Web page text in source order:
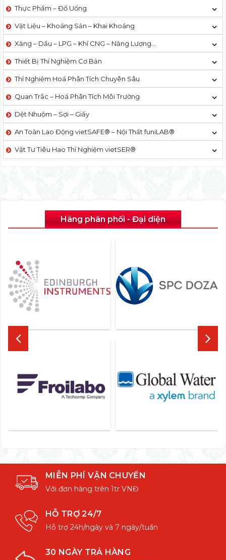
Thực Phẩm – Đồ Uống
Vật Liệu – Khoáng Sản – Khai Khoáng
Xăng – Dầu – LPG – Khí CNG – Năng Lượng…
Thiết Bị Thí Nghiệm Cơ Bản
Thí Nghiệm Hoá Phân Tích Chuyên Sâu
Quan Trắc – Hoá Phân Tích Môi Trường
Dệt Nhuộm – Sợi – Giấy
An Toàn Lao Động vietSAFE® – Nội Thất funiLAB®
Vật Tư Tiêu Hao Thí Nghiệm vietSER®
Hãng phân phối - Đại diện
MIỄN PHÍ VẬN CHUYỂN
Với đơn hàng trên 1tr VNĐ
HỖ TRỢ 24/7
Hỗ trợ 24h/ngày và 7 ngày/tuần
30 NGÀY TRẢ HÀNG